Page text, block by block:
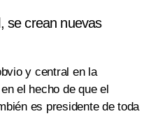
se crean nuevas
y central en la
el hecho de que el
es presidente de toda